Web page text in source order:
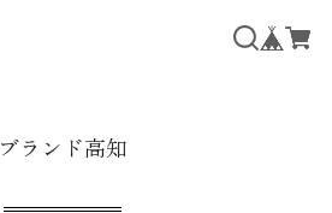
ブランド高知